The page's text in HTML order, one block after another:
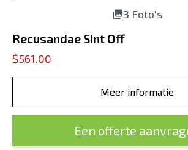
3 Foto's
Recusandae Sint Off
$561.00
Meer informatie
Een offerte